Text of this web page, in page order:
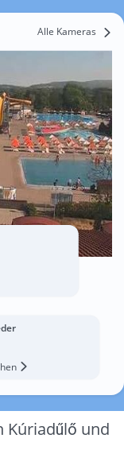
Alle Kameras
Kúriadűlő und